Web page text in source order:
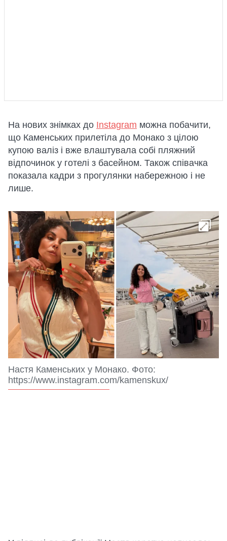
На нових знімках до Instagram можна побачити,
що Каменських прилетіла до Монако з цілою
купою валіз і вже влаштувала собі пляжний
відпочинок у готелі з басейном. Також співачка
показала кадри з прогулянки набережною і не
лише.
Настя Каменських у Монако. Фото:
https://www.instagram.com/kamenskux/